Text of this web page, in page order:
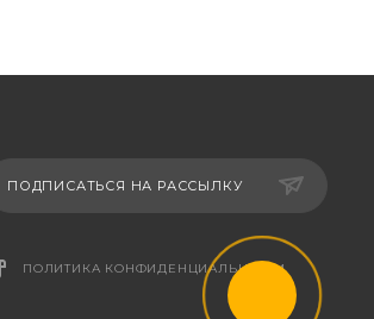
ПОДПИСАТЬСЯ НА РАССЫЛКУ
ПОЛИТИКА КОНФИДЕНЦИАЛЬНОСТИ